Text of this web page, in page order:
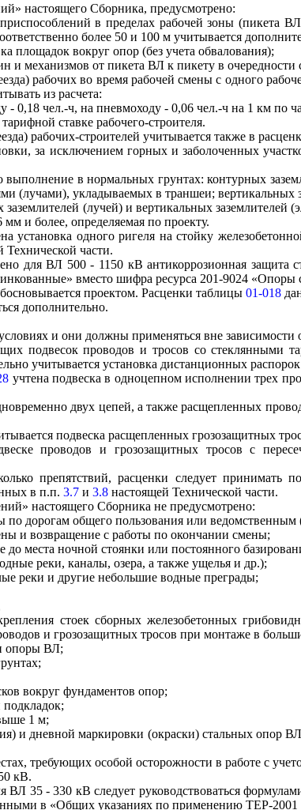
настоящего Сборника, предусмотрено:
в пределах рабочей зоны
более 50 и 100 м учитывается
площадок вокруг опор (без учета обвалования);
механизмов от пикета ВЛ к пикету в очередности
рабочих во время рабочей смены с одного
из расчета:
0,18 чел.-ч, на пневмоходу - 0,06 чел.-ч на 1 км по
ставке рабочего-строителя.
рабочих-строителей учитывается также в
за исключением горных и заболоченных
выполнение в нормальных грунтах: контурных
(лучами), укладываемых в траншеи; вертикальных
(лучей) и вертикальных заземлителей
и более, определяемая по проекту.
установка одного ригеля на стойку
Технической части.
для ВЛ 500 - 1150 кВ антикоррозионная защита
вместо шифра ресурса 201-9024 «Опоры
проектом. Расценки таблицы 01-018
дополнительно.
и они должны применяться вне
подвесок проводов и тросов со стеклянными
учитывается установка дистанционных
учтена подвеска в одноцепном исполнении трех
двух цепей, а также расщепленных
подвеска расщепленных грозозащитных
проводов и грозозащитных тросов с
препятствий, расценки следует
в п.п. 3.7 и 3.8 настоящей Технической части.
настоящего Сборника не предусмотрено:
по дорогам общего пользования или
и возвращение с работы по окончании смены;
места ночной стоянки или постоянного
реки, каналы, озера, а также ущелья и др.);
реки и другие небольшие водные преграды;
стоек сборных железобетонных
и грозозащитных тросов при монтаже в
опоры ВЛ;
вокруг фундаментов опор;
1 м;
и дневной маркировки (окраски) стальных опор
требующих особой осторожности в работе с
кВ.
35 - 330 кВ следует руководствоваться
в «Общих указаниях по применению ТЕР-